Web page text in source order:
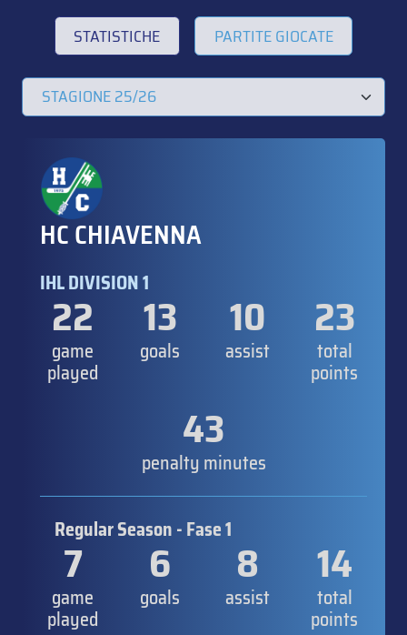
STATISTICHE PARTITE GIOCATE
HC CHIAVENNA
IHL DIVISION 1
22
game
played
13
goals
10
assist
23
total
points
43
penalty minutes
Regular Season - Fase 1
7
game
played
6
goals
8
assist
14
total
points